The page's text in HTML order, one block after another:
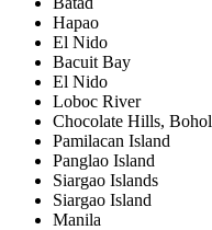
Hapao
El Nido
Bacuit Bay
El Nido
Loboc River
Chocolate Hills, Bohol
Pamilacan Island
Panglao Island
Siargao Islands
Siargao Island
Manila